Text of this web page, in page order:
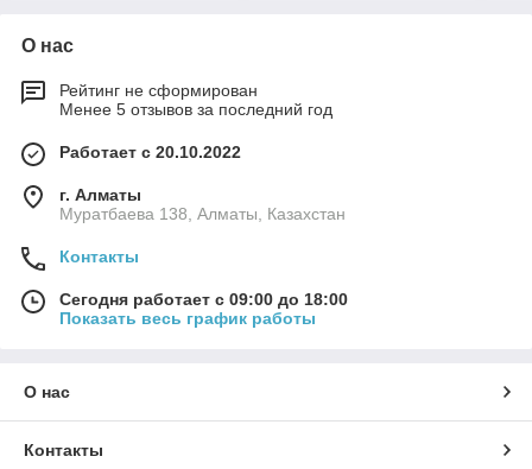
О нас
Рейтинг не сформирован
Менее 5 отзывов за последний год
Работает с 20.10.2022
г. Алматы
Муратбаева 138, Алматы, Казахстан
Контакты
Сегодня работает с 09:00 до 18:00
Показать весь график работы
О нас
Контакты